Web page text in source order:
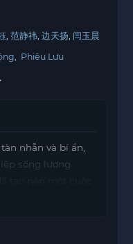
范静祎 边天扬 闫玉晨
, Phiêu Lưu
nhẫn và bí ẩn,
sống lương
từ đó hình